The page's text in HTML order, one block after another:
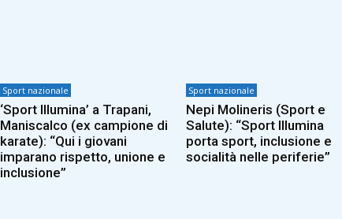
Sport nazionale
‘Sport Illumina’ a Trapani,
Maniscalco (ex campione di
karate): “Qui i giovani
imparano rispetto, unione e
inclusione”
Sport nazionale
Nepi Molineris (Sport e
Salute): “Sport Illumina
porta sport, inclusione e
socialità nelle periferie”